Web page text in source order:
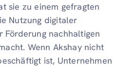
sie zu einem gefragten
Nutzung digitaler
Förderung nachhaltigen
Wenn Akshay nicht
ist, Unternehmen